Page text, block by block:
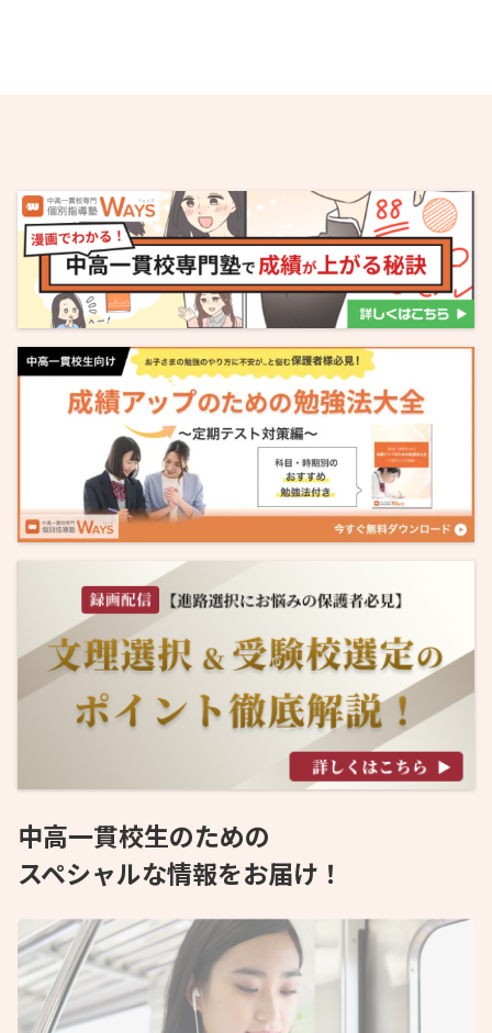
中高一貫校生のための
スペシャルな情報をお届け！